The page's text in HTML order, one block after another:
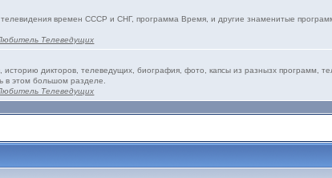
времен СССР и СНГ, программа Время, и другие знаменитые
Телеведущих
дикторов, телеведущих, биография, фото, капсы из разнызх программ,
этом большом разделе.
Телеведущих